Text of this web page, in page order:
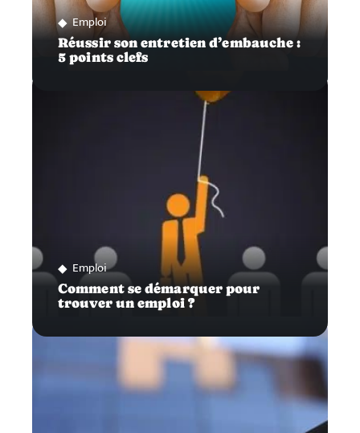
Emploi
Réussir son entretien d’embauche :
5 points clefs
Emploi
Comment se démarquer pour
trouver un emploi ?